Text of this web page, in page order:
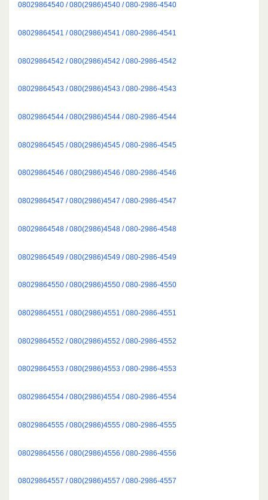
08029864540 / 080(2986)4540 / 080-2986-4540
08029864541 / 080(2986)4541 / 080-2986-4541
08029864542 / 080(2986)4542 / 080-2986-4542
08029864543 / 080(2986)4543 / 080-2986-4543
08029864544 / 080(2986)4544 / 080-2986-4544
08029864545 / 080(2986)4545 / 080-2986-4545
08029864546 / 080(2986)4546 / 080-2986-4546
08029864547 / 080(2986)4547 / 080-2986-4547
08029864548 / 080(2986)4548 / 080-2986-4548
08029864549 / 080(2986)4549 / 080-2986-4549
08029864550 / 080(2986)4550 / 080-2986-4550
08029864551 / 080(2986)4551 / 080-2986-4551
08029864552 / 080(2986)4552 / 080-2986-4552
08029864553 / 080(2986)4553 / 080-2986-4553
08029864554 / 080(2986)4554 / 080-2986-4554
08029864555 / 080(2986)4555 / 080-2986-4555
08029864556 / 080(2986)4556 / 080-2986-4556
08029864557 / 080(2986)4557 / 080-2986-4557